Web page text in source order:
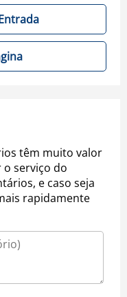
têm muito valor
o serviço do
e caso seja
rapidamente